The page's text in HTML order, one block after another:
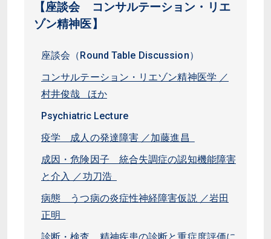
【座談会 コンサルテーション・リエ
ゾン精神医】
座談会（Round Table Discussion）
コンサルテーション・リエゾン精神医学 ／
村井俊哉 ほか
Psychiatric Lecture
疫学 成人の発達障害 ／加藤進昌
成因・危険因子 統合失調症の認知機能障害
と介入 ／功刀浩
病態 うつ病の炎症性神経障害仮説 ／岩田
正明